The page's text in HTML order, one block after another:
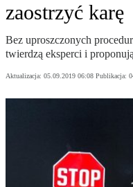
zaostrzyć karę
Bez uproszczonych
twierdzą eksperci i
Aktualizacja: 05.09.2019 06:08 Publikacja: